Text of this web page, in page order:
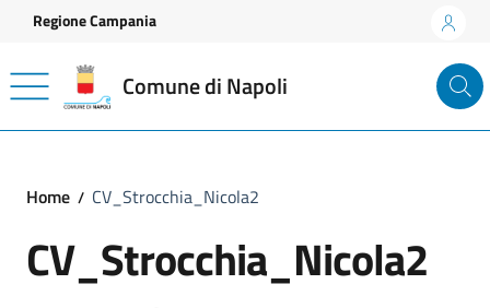
Vai ai contenuti
Vai al footer
Regione Campania
Comune di Napoli
Home CV_Strocchia_Nicola2
CV_Strocchia_Nicola2